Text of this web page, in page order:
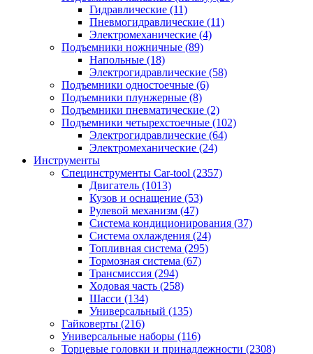
Гидравлические (11)
Пневмогидравлические (11)
Электромеханические (4)
Подъемники ножничные (89)
Напольные (18)
Электрогидравлические (58)
Подъемники одностоечные (6)
Подъемники плунжерные (8)
Подъемники пневматические (2)
Подъемники четырехстоечные (102)
Электрогидравлические (64)
Электромеханические (24)
Инструменты
Специнструменты Car-tool (2357)
Двигатель (1013)
Кузов и оснащение (53)
Рулевой механизм (47)
Система кондиционирования (37)
Система охлаждения (24)
Топливная система (295)
Тормозная система (67)
Трансмиссия (294)
Ходовая часть (258)
Шасси (134)
Универсальный (135)
Гайковерты (216)
Универсальные наборы (116)
Торцевые головки и принадлежности (2308)